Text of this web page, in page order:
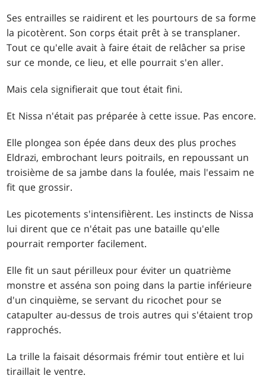
Ses entrailles se raidirent et les pourtours de sa forme
la picotèrent. Son corps était prêt à se transplaner.
Tout ce qu'elle avait à faire était de relâcher sa prise
sur ce monde, ce lieu, et elle pourrait s'en aller.
Mais cela signifierait que tout était fini.
Et Nissa n'était pas préparée à cette issue. Pas encore.
Elle plongea son épée dans deux des plus proches
Eldrazi, embrochant leurs poitrails, en repoussant un
troisième de sa jambe dans la foulée, mais l'essaim ne
fit que grossir.
Les picotements s'intensifièrent. Les instincts de Nissa
lui dirent que ce n'était pas une bataille qu'elle
pourrait remporter facilement.
Elle fit un saut périlleux pour éviter un quatrième
monstre et asséna son poing dans la partie inférieure
d'un cinquième, se servant du ricochet pour se
catapulter au-dessus de trois autres qui s'étaient trop
rapprochés.
La trille la faisait désormais frémir tout entière et lui
tiraillait le ventre.